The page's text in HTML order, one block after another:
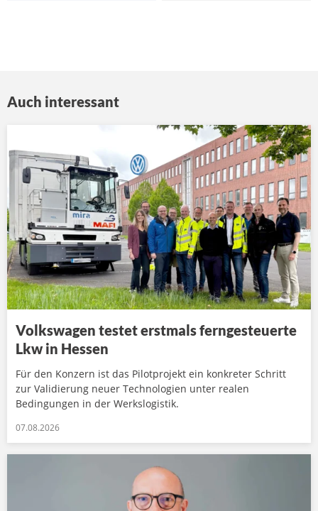
Auch interessant
Volkswagen testet erstmals ferngesteuerte
Lkw in Hessen
Für den Konzern ist das Pilotprojekt ein konkreter Schritt
zur Validierung neuer Technologien unter realen
Bedingungen in der Werkslogistik.
07.08.2026